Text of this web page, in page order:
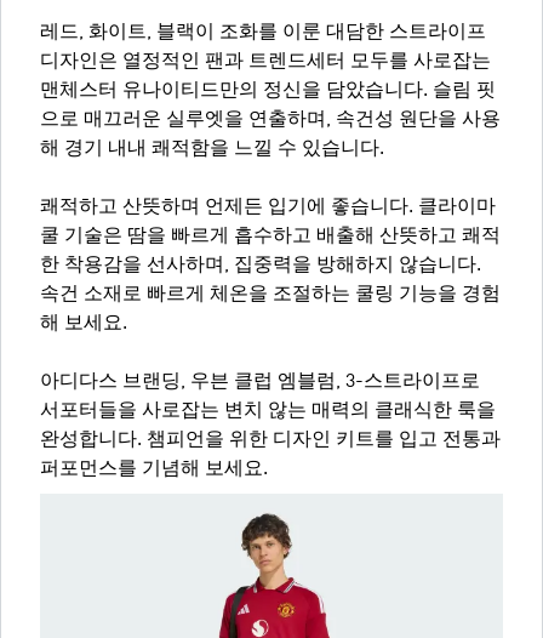
레드, 화이트, 블랙이 조화를 이룬 대담한 스트라이프
디자인은 열정적인 팬과 트렌드세터 모두를 사로잡는
맨체스터 유나이티드만의 정신을 담았습니다. 슬림 핏
으로 매끄러운 실루엣을 연출하며, 속건성 원단을 사용
해 경기 내내 쾌적함을 느낄 수 있습니다.
쾌적하고 산뜻하며 언제든 입기에 좋습니다. 클라이마
쿨 기술은 땀을 빠르게 흡수하고 배출해 산뜻하고 쾌적
한 착용감을 선사하며, 집중력을 방해하지 않습니다.
속건 소재로 빠르게 체온을 조절하는 쿨링 기능을 경험
해 보세요.
아디다스 브랜딩, 우븐 클럽 엠블럼, 3-스트라이프로
서포터들을 사로잡는 변치 않는 매력의 클래식한 룩을
완성합니다. 챔피언을 위한 디자인 키트를 입고 전통과
퍼포먼스를 기념해 보세요.